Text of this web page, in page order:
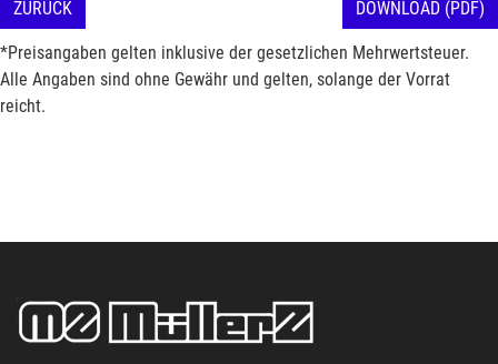
ZURÜCK DOWNLOAD (PDF)
*Preisangaben gelten inklusive der gesetzlichen Mehrwertsteuer.
Alle Angaben sind ohne Gewähr und gelten, solange der Vorrat
reicht.